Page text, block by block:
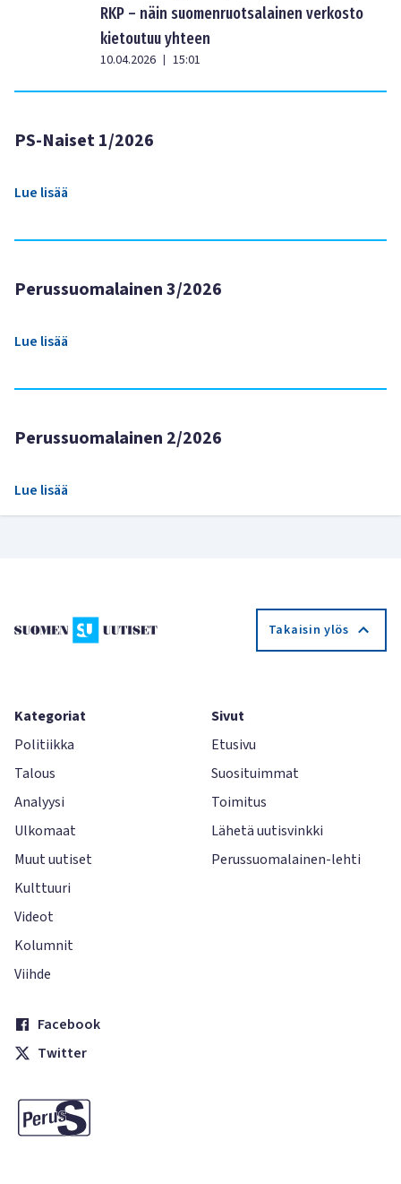
RKP – näin suomenruotsalainen verkosto
kietoutuu yhteen
10.04.2026 | 15:01
PS-Naiset 1/2026
Lue lisää
Perussuomalainen 3/2026
Lue lisää
Perussuomalainen 2/2026
Lue lisää
Takaisin ylös
Kategoriat
Politiikka
Talous
Analyysi
Ulkomaat
Muut uutiset
Kulttuuri
Videot
Kolumnit
Viihde
Sivut
Etusivu
Suosituimmat
Toimitus
Lähetä uutisvinkki
Perussuomalainen-lehti
Facebook
Twitter